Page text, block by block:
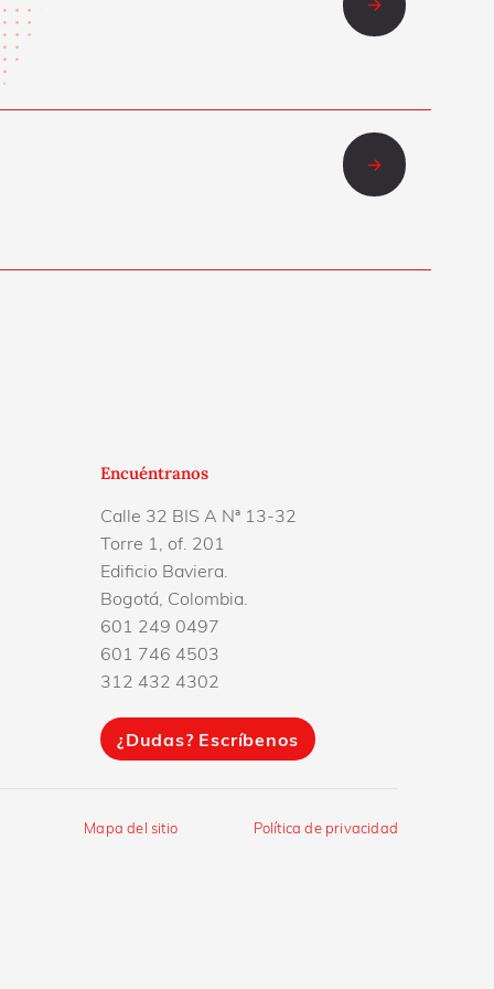
Encuéntranos
Calle 32 BIS A Nª 13-32
Torre 1, of. 201
Edificio Baviera.
Bogotá, Colombia.
601 249 0497
601 746 4503
312 432 4302
Mapa del sitio Política de privacidad